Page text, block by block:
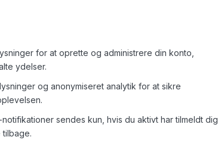
for at oprette og administrere din konto,
ydelser.
og anonymiseret analytik for at sikre
sendes kun, hvis du aktivt har tilmeldt dig